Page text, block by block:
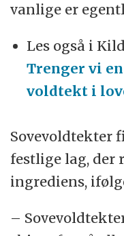
vanlige er
Les også i
Trenger vi
voldtekt i
Sovevoldtekter
festlige lag, der
ingrediens,
–